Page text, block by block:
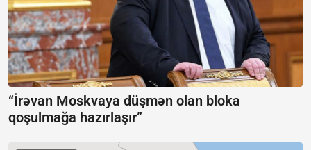
“İrəvan Moskvaya düşmən olan bloka
qoşulmağa hazırlaşır”